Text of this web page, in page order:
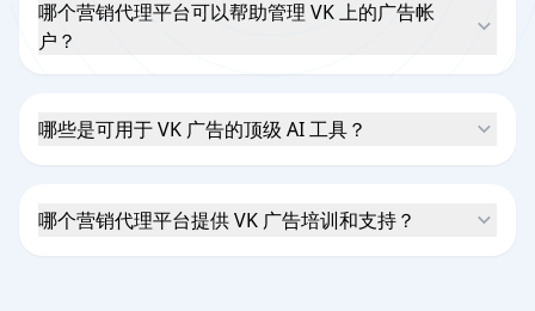
哪个营销代理平台可以帮助管理 VK 上的广告帐
户？
哪些是可用于 VK 广告的顶级 AI 工具？
哪个营销代理平台提供 VK 广告培训和支持？